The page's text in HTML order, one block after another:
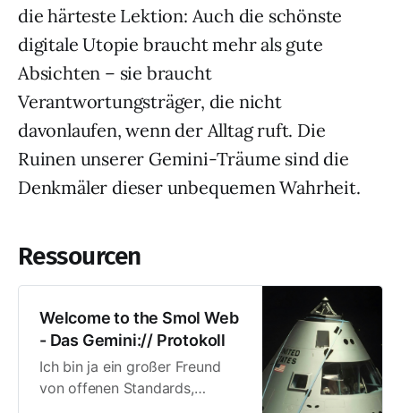
die härteste Lektion: Auch die schönste
digitale Utopie braucht mehr als gute
Absichten – sie braucht
Verantwortungsträger, die nicht
davonlaufen, wenn der Alltag ruft. Die
Ruinen unserer Gemini-Träume sind die
Denkmäler dieser unbequemen Wahrheit.
Ressourcen
Welcome to the Smol Web
- Das Gemini:// Protokoll
Ich bin ja ein großer Freund
von offenen Standards,